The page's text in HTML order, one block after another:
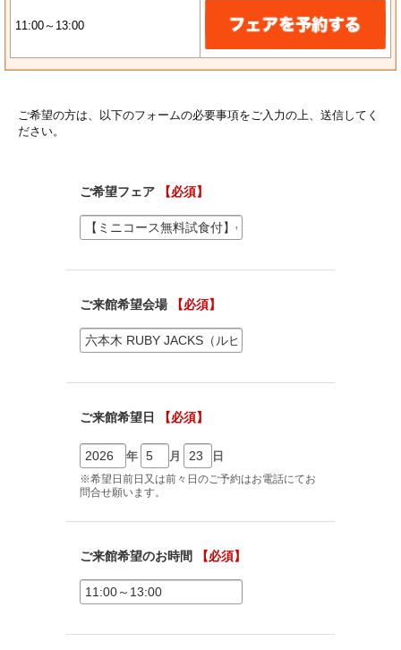
11:00～13:00